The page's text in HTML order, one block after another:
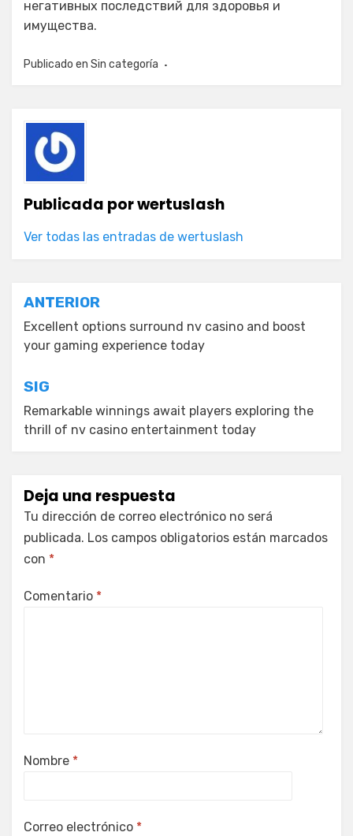
негативных последствий для здоровья и
имущества.
Publicado en Sin categoría
Publicada porwertuslash
Ver todas las entradas de wertuslash
Navegación
de
entradas
ANTERIOR
Excellent options surround nv casino and boost
your gaming experience today
SIG
Remarkable winnings await players exploring the
thrill of nv casino entertainment today
Deja una respuesta
Tu dirección de correo electrónico no será
publicada. Los campos obligatorios están marcados
con *
Comentario *
Nombre *
Correo electrónico *